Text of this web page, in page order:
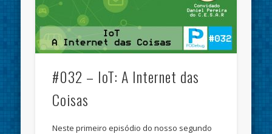
#032 – IoT: A Internet das
Coisas
Neste primeiro episódio do nosso segundo